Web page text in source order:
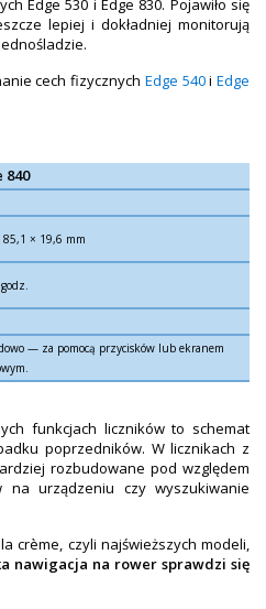
Edge 530 i Edge 830. Pojawiło się
lepiej i dokładniej monitorują
cech fizycznych Edge 540i Edge
840
85,1 × 19,6 mm
— za pomocą przycisków lub ekranem
funkcjach liczników to schemat
poprzedników. W licznikach z
rozbudowane pod względem
na urządzeniu czy wyszukiwanie
crème, czyli najświeższych modeli,
nawigacja na rower sprawdzi się